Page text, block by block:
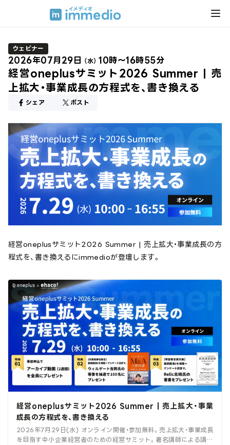
ウェビナー
2026年07月29日 （水） 10時～16時55分
経営oneplusサミット2026 Summer | 売
上拡大・事業成長の方程式を、書き換える
シェア ポスト
経営oneplusサミット2026 Summer | 売上拡大・事業成長の方
程式を、書き換えるにimmedioが登壇します。
経営oneplusサミット2026 Summer | 売上拡大・事業
成長の方程式を、書き換える
2026年7月29日(水) オンライン開催・参加無料。売上拡大・事業成長
を目指す中小企業経営者のための経営サミット。著名講師による講演